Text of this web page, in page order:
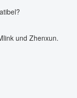
und Zhenxun.